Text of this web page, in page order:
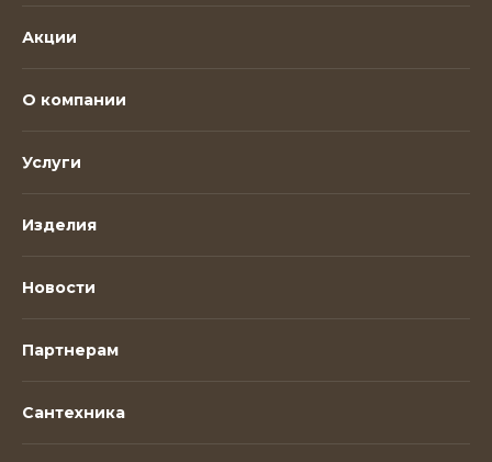
Акции
О компании
Услуги
Изделия
Новости
Партнерам
Сантехника